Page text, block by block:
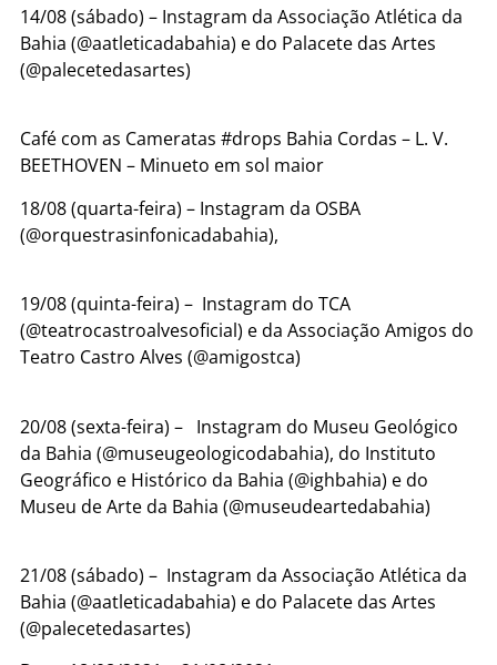
14/08 (sábado) – Instagram da Associação Atlética da
Bahia (@aatleticadabahia) e do Palacete das Artes
(@palecetedasartes)
Café com as Cameratas #drops Bahia Cordas – L. V.
BEETHOVEN – Minueto em sol maior
18/08 (quarta-feira) – Instagram da OSBA
(@orquestrasinfonicadabahia),
19/08 (quinta-feira) – Instagram do TCA
(@teatrocastroalvesoficial) e da Associação Amigos do
Teatro Castro Alves (@amigostca)
20/08 (sexta-feira) – Instagram do Museu Geológico
da Bahia (@museugeologicodabahia), do Instituto
Geográfico e Histórico da Bahia (@ighbahia) e do
Museu de Arte da Bahia (@museudeartedabahia)
21/08 (sábado) – Instagram da Associação Atlética da
Bahia (@aatleticadabahia) e do Palacete das Artes
(@palecetedasartes)